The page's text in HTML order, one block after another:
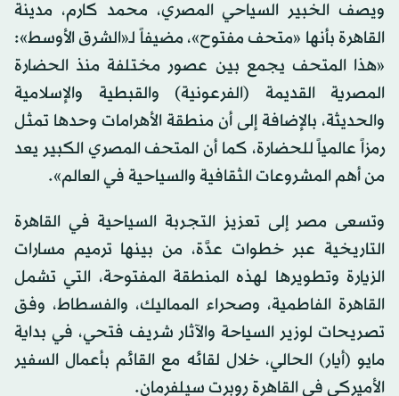
ويصف الخبير السياحي المصري، محمد كارم، مدينة
القاهرة بأنها «متحف مفتوح»، مضيفاً لـ«الشرق الأوسط»:
«هذا المتحف يجمع بين عصور مختلفة منذ الحضارة
المصرية القديمة (الفرعونية) والقبطية والإسلامية
والحديثة، بالإضافة إلى أن منطقة الأهرامات وحدها تمثل
رمزاً عالمياً للحضارة، كما أن المتحف المصري الكبير يعد
من أهم المشروعات الثقافية والسياحية في العالم».
وتسعى مصر إلى تعزيز التجربة السياحية في القاهرة
التاريخية عبر خطوات عدَّة، من بينها ترميم مسارات
الزيارة وتطويرها لهذه المنطقة المفتوحة، التي تشمل
القاهرة الفاطمية، وصحراء المماليك، والفسطاط، وفق
تصريحات لوزير السياحة والآثار شريف فتحي، في بداية
مايو (أيار) الحالي، خلال لقائه مع القائم بأعمال السفير
الأميركي في القاهرة روبرت سيلفرمان.